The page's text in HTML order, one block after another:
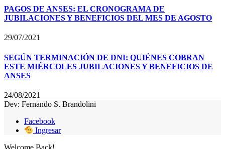
PAGOS DE ANSES: EL CRONOGRAMA DE
JUBILACIONES Y BENEFICIOS DEL MES DE AGOSTO
29/07/2021
SEGÚN TERMINACIÓN DE DNI: QUIÉNES COBRAN
ESTE MIÉRCOLES JUBILACIONES Y BENEFICIOS DE
ANSES
24/08/2021
Dev: Fernando S. Brandolini
Facebook
Ingresar